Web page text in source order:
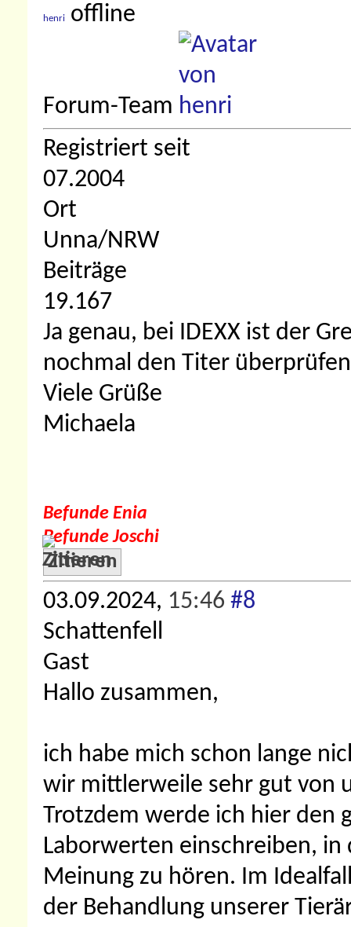
henri
Forum-Team
Registriert seit
07.2004
Ort
Unna/NRW
Beiträge
19.167
Ja genau, bei IDEXX ist der
nochmal den Titer
Viele Grüße
Michaela
Befunde Enia
Befunde Joschi
Zitieren
03.09.2024, 15:46 #8
Schattenfell
Gast
Hallo zusammen,
ich habe mich schon lange
wir mittlerweile sehr gut von
Trotzdem werde ich hier den
Laborwerten einschreiben,
Meinung zu hören. Im
der Behandlung unserer